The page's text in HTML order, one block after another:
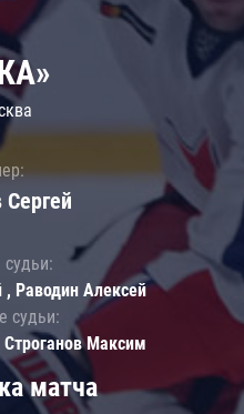
матча
, Раводин Алексей
судьи:
Строганов Максим